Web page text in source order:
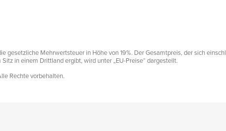
gesetzliche Mehrwertsteuer in Höhe von 19%. Der Gesamtpreis, der sich
in einem Drittland ergibt, wird unter „EU-Preise“ dargestellt.
Rechte vorbehalten.